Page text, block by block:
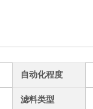
自动化程度
滤料类型